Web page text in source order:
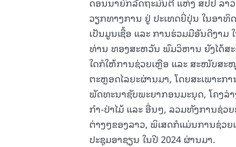
ວຽກທາງການ ຢູ່ ປະເທດຍີ່ປຸ່ນ ໃນອ
ເປັນມູນເຊື້ອ ແລະ ການຮ່ວມມືອັນດີງາ
ທ່ານ ທອງສະຫວັນ ພົມວິຫານ ຍັງໄດ້ສະ
ໃດກໍໃຫ້ການຊ່ວຍເຫຼືອ ແລະ ສະໜັບສະ
ຕະຫຼອດໄລຍະຜ່ານມາ, ໂດຍສະເພາະ
ພັດທະນາຊັບພະຍາກອນມະນຸດ, ໂຄງລ່
ກໍາ-ປ່າໄມ້ ແລະ ອື່ນໆ, ລວມທັງການຊ່
ຕ່າງໆຂອງລາວ, ພິເສດກໍແມ່ນການຊ່ວ
ປະຊຸມອາຊຽນ ໃນປີ 2024 ຜ່ານມາ.